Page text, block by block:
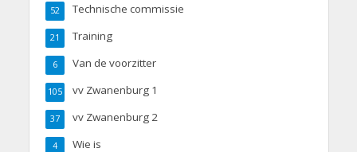
Technische commissie
52
Training
21
Van de voorzitter
6
vv Zwanenburg 1
105
vv Zwanenburg 2
37
Wie is
4